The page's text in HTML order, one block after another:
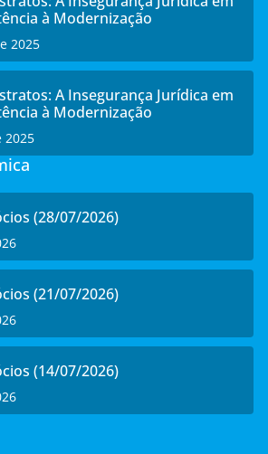
à Modernização
2025
A Insegurança Jurídica em
à Modernização
2025
(28/07/2026)
(21/07/2026)
(14/07/2026)